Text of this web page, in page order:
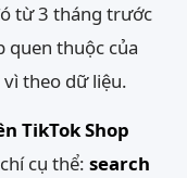
từ 3 tháng trước
quen thuộc của
theo dữ liệu.
TikTok Shop
cụ thể: search